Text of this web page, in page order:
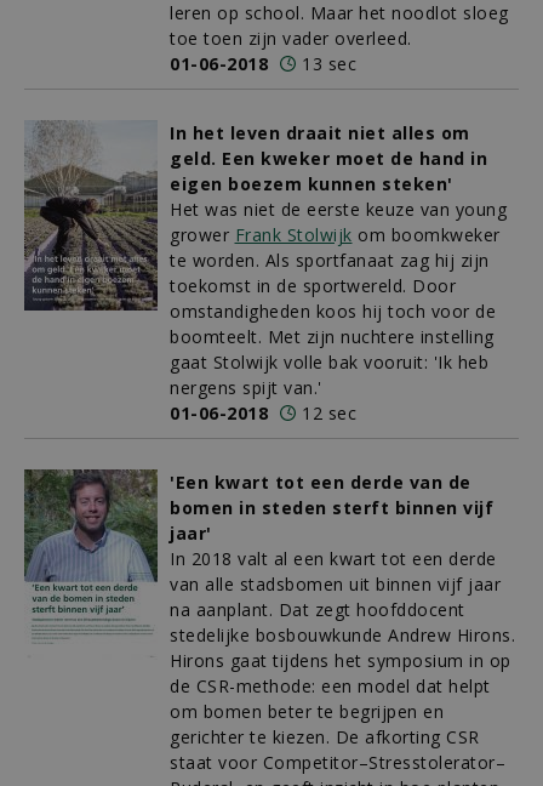
leren op school. Maar het noodlot sloeg
toe toen zijn vader overleed.
01-06-2018
13 sec
In het leven draait niet alles om
geld. Een kweker moet de hand in
eigen boezem kunnen steken'
Het was niet de eerste keuze van young
grower Frank Stolwijk om boomkweker
te worden. Als sportfanaat zag hij zijn
toekomst in de sportwereld. Door
omstandigheden koos hij toch voor de
boomteelt. Met zijn nuchtere instelling
gaat Stolwijk volle bak vooruit: 'Ik heb
nergens spijt van.'
01-06-2018
12 sec
'Een kwart tot een derde van de
bomen in steden sterft binnen vijf
jaar'
In 2018 valt al een kwart tot een derde
van alle stadsbomen uit binnen vijf jaar
na aanplant. Dat zegt hoofddocent
stedelijke bosbouwkunde Andrew Hirons.
Hirons gaat tijdens het symposium in op
de CSR-methode: een model dat helpt
om bomen beter te begrijpen en
gerichter te kiezen. De afkorting CSR
staat voor Competitor–Stresstolerator–